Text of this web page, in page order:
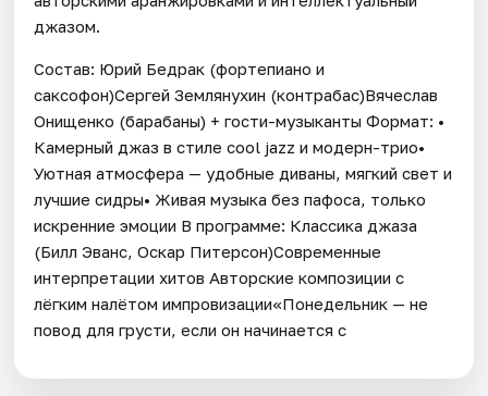
джазом.
Состав: Юрий Бедрак (фортепиано и
саксофон)Сергей Землянухин (контрабас)Вячеслав
Онищенко (барабаны) + гости-музыканты Формат: •
Камерный джаз в стиле cool jazz и модерн-трио•
Уютная атмосфера — удобные диваны, мягкий свет и
лучшие сидры• Живая музыка без пафоса, только
искренние эмоции В программе: Классика джаза
(Билл Эванс, Оскар Питерсон)Современные
интерпретации хитов Авторские композиции с
лёгким налётом импровизации«Понедельник — не
повод для грусти, если он начинается с